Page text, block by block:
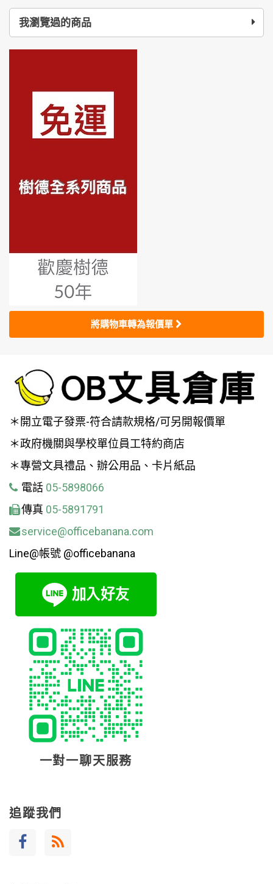
我瀏覽過的商品
將購物車轉為報價單
＊開立電子發票-符合請款規格/可另開報價單
＊政府機關與學校單位員工特約商店
＊專營文具禮品、辦公用品、卡片紙品
電話 05-5898066
傳真 05-5891791
service@officebanana.com
Line@帳號 @officebanana
一對一聊天服務
追蹤我們